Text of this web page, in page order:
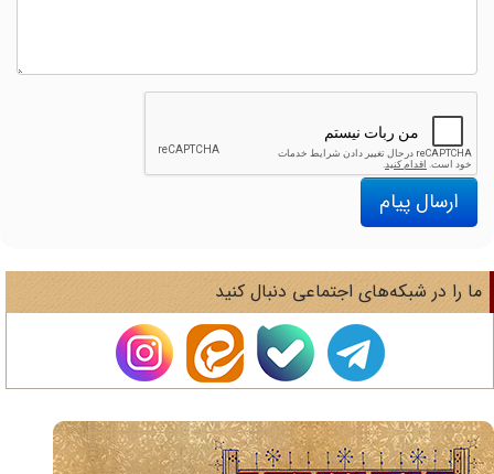
ارسال پیام
را در شبکه‌های اجتماعی دنبال کنید